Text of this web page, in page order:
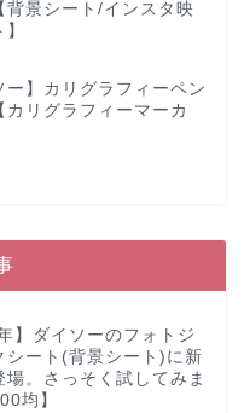
景シート/インスタ映
ー】カリグラフィーペン
カリグラフィーマーカ
】ダイソーのフォトジ
シート(背景シート)に新
場。さっそく試してみま
均】